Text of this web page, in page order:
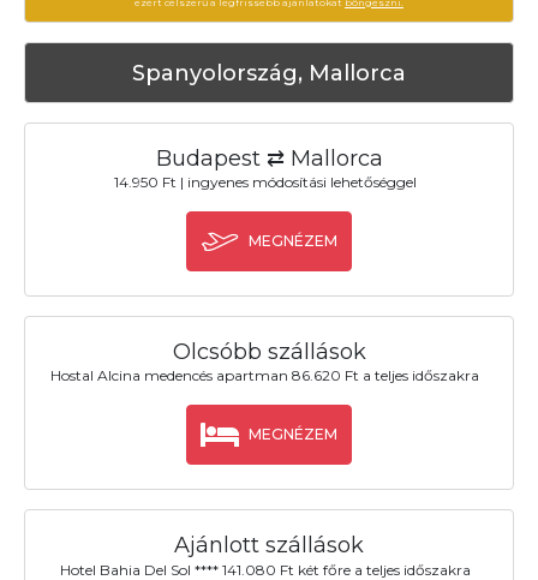
ezért célszerű a legfrissebb ajánlatokat böngészni.
Spanyolország, Mallorca
Budapest ⇄ Mallorca
14.950 Ft | ingyenes módosítási lehetőséggel
MEGNÉZEM
Olcsóbb szállások
Hostal Alcina medencés apartman 86.620 Ft a teljes időszakra
MEGNÉZEM
Ajánlott szállások
Hotel Bahia Del Sol **** 141.080 Ft két főre a teljes időszakra